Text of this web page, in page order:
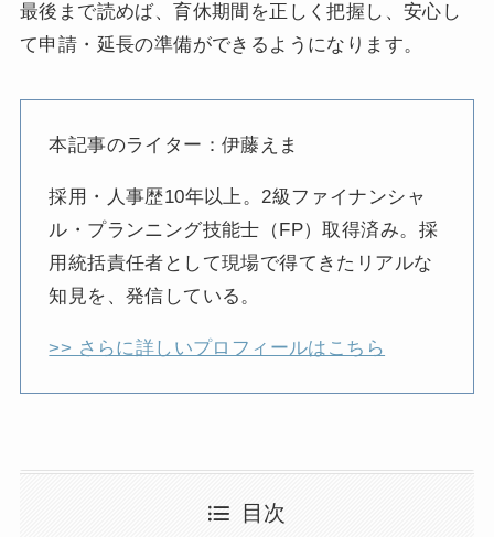
最後まで読めば、育休期間を正しく把握し、安心し
て申請・延長の準備ができるようになります。
本記事のライター：伊藤えま
採用・人事歴10年以上。2級ファイナンシャ
ル・プランニング技能士（FP）取得済み。採
用統括責任者として現場で得てきたリアルな
知見を、発信している。
>> さらに詳しいプロフィールはこちら
目次